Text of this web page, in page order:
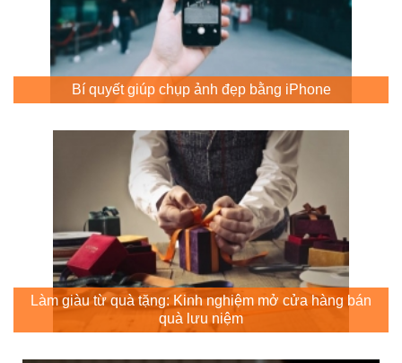
Bí quyết giúp chụp ảnh đẹp bằng iPhone
Làm giàu từ quà tặng: Kinh nghiệm mở cửa hàng bán
quà lưu niệm